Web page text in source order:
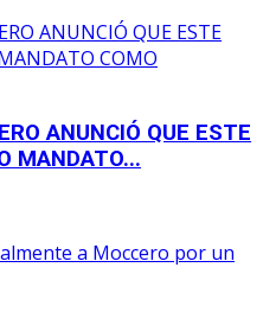
ANUNCIÓ QUE ESTE
MANDATO...